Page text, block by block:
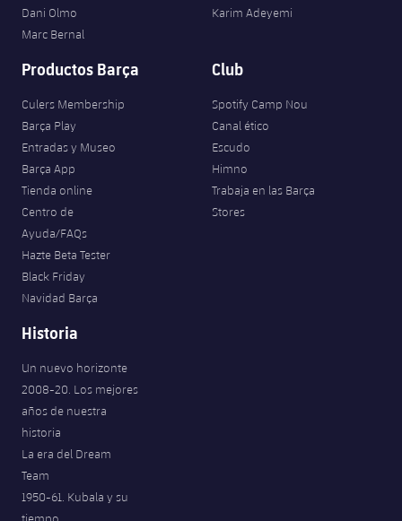
Dani Olmo
Marc Bernal
Karim Adeyemi
Productos Barça
Culers Membership
Barça Play
Entradas y Museo
Barça App
Tienda online
Centro de
Ayuda/FAQs
Hazte Beta Tester
Black Friday
Navidad Barça
Club
Spotify Camp Nou
Canal ético
Escudo
Himno
Trabaja en las Barça
Stores
Historia
Un nuevo horizonte
2008-20. Los mejores
años de nuestra
historia
La era del Dream
Team
1950-61. Kubala y su